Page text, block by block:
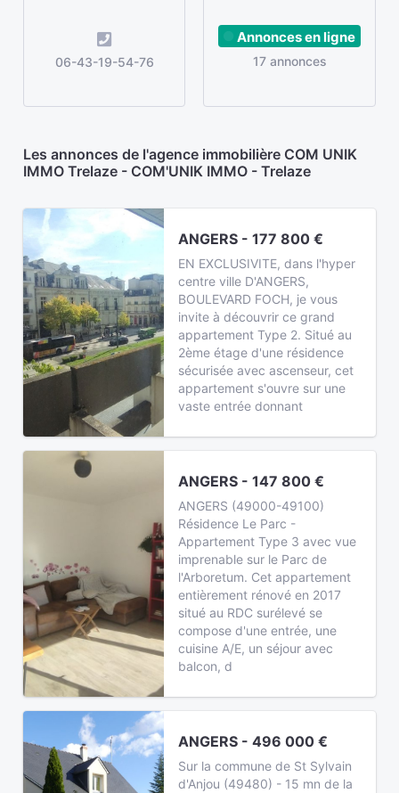
06-43-19-54-76
Annonces en ligne
17 annonces
Les annonces de l'agence immobilière COM UNIK
IMMO Trelaze - COM'UNIK IMMO - Trelaze
ANGERS - 177 800 €
EN EXCLUSIVITE, dans l'hyper
centre ville D'ANGERS,
BOULEVARD FOCH, je vous
invite à découvrir ce grand
appartement Type 2. Situé au
2ème étage d'une résidence
sécurisée avec ascenseur, cet
appartement s'ouvre sur une
vaste entrée donnant
ANGERS - 147 800 €
ANGERS (49000-49100)
Résidence Le Parc -
Appartement Type 3 avec vue
imprenable sur le Parc de
l'Arboretum. Cet appartement
entièrement rénové en 2017
situé au RDC surélevé se
compose d'une entrée, une
cuisine A/E, un séjour avec
balcon, d
ANGERS - 496 000 €
Sur la commune de St Sylvain
d'Anjou (49480) - 15 mn de la